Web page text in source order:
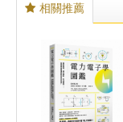
相關推薦